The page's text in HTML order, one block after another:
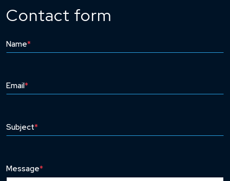
Contact form
Name*
Email*
Subject*
Message*